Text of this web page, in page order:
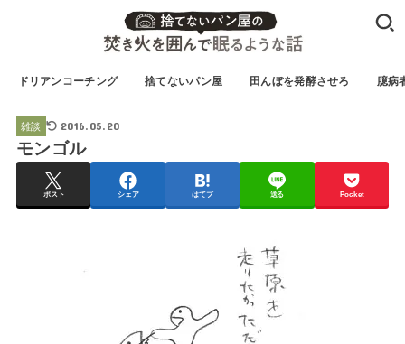
ドリアンコーチング 捨てないパン屋 田んぼを発酵させろ 臆病
雑談 2016.05.20
モンゴル
ポスト シェア はてブ 送る Pocket